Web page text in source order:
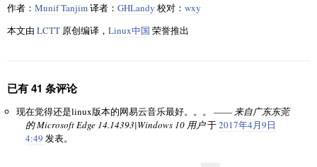
作者： Munif Tanjim译者： GHLandy 校对： wxy
本文由 LCTT 原创编译， Linux中国 荣誉推出
已有 41 条评论
现在觉得还是linux版本的网易云音乐最好。。。 —— 来自广东东莞
的 Microsoft Edge 14.14393|Windows 10 用户于2017年4月9日
4:49 发表。